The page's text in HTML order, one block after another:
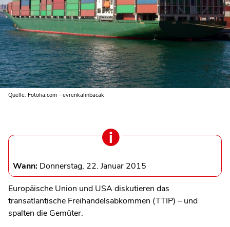
Quelle: Fotolia.com - evrenkalinbacak
Wann: Donnerstag, 22. Januar 2015
Europäische Union und USA diskutieren das
transatlantische Freihandelsabkommen (TTIP) – und
spalten die Gemüter.